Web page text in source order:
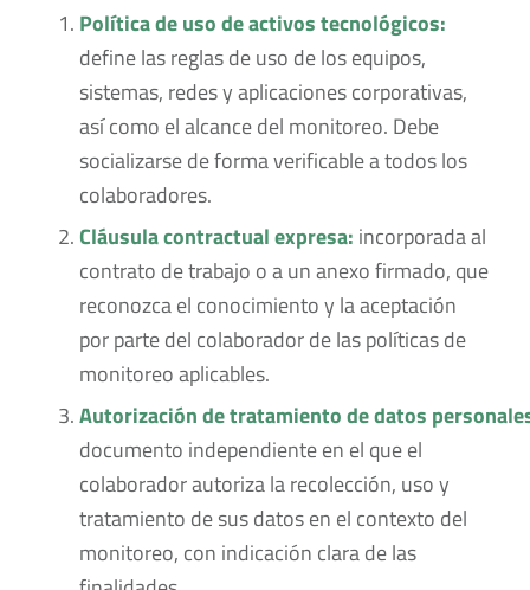
Política de uso de activos tecnológicos:
define las reglas de uso de los equipos,
sistemas, redes y aplicaciones corporativas,
así como el alcance del monitoreo. Debe
socializarse de forma verificable a todos los
colaboradores.
Cláusula contractual expresa: incorporada al
contrato de trabajo o a un anexo firmado, que
reconozca el conocimiento y la aceptación
por parte del colaborador de las políticas de
monitoreo aplicables.
Autorización de tratamiento de datos
documento independiente en el que el
colaborador autoriza la recolección, uso y
tratamiento de sus datos en el contexto del
monitoreo, con indicación clara de las